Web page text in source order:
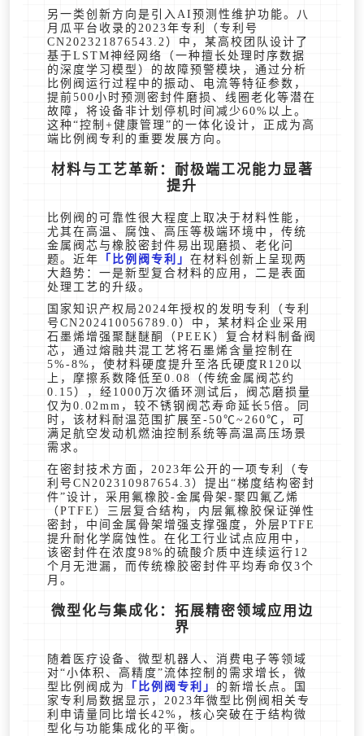
另一类创新方向是引入AI预测性维护功能。八
月瓜平台收录的2023年专利（专利号
CN202321876543.2）中，某高校团队设计了
基于LSTM神经网络（一种擅长处理时序数据
的深度学习模型）的故障预警模块，通过分析
比例阀运行过程中的振动、电流等特征参数，
提前500小时预测密封件磨损、线圈老化等潜在
故障，将设备非计划停机时间减少60%以上。
这种“控制+健康管理”的一体化设计，正成为高
端比例阀专利的重要发展方向。
材料与工艺革新：耐极端工况能力显著
提升
比例阀的可靠性很大程度上取决于材料性能，
尤其在高温、腐蚀、高压等极端环境中，传统
金属阀芯与橡胶密封件易出现磨损、老化问
题。近年
比例阀专利
在材料创新上呈现两
大趋势：一是新型复合材料的应用，二是表面
处理工艺的升级。
国家知识产权局2024年授权的发明专利（专利
号CN202410056789.0）中，某材料企业采用
石墨烯增强聚醚醚酮（PEEK）复合材料制备阀
芯，通过熔融共混工艺将石墨烯含量控制在
5%-8%，使材料硬度提升至洛氏硬度R120以
上，摩擦系数降低至0.08（传统金属阀芯约
0.15），经1000万次循环测试后，阀芯磨损量
仅为0.02mm，较不锈钢阀芯寿命延长5倍。同
时，该材料耐温范围扩展至-50℃~260℃，可
满足航空发动机燃油控制系统等高温高压场景
需求。
在密封技术方面，2023年公开的一项专利（专
利号CN202310987654.3）提出“梯度结构密封
件”设计，采用氟橡胶-金属骨架-聚四氟乙烯
（PTFE）三层复合结构，内层氟橡胶保证弹性
密封，中间金属骨架增强支撑强度，外层PTFE
提升耐化学腐蚀性。在化工行业试点应用中，
该密封件在浓度98%的硫酸介质中连续运行12
个月无泄漏，而传统橡胶密封件平均寿命仅3个
月。
微型化与集成化：拓展精密领域应用边
界
随着医疗设备、微型机器人、消费电子等领域
对“小体积、高精度”流体控制的需求增长，微
型比例阀成为
比例阀专利
的新增长点。国
家专利局数据显示，2023年微型比例阀相关专
利申请量同比增长42%，核心突破在于结构微
型化与功能集成化的平衡。